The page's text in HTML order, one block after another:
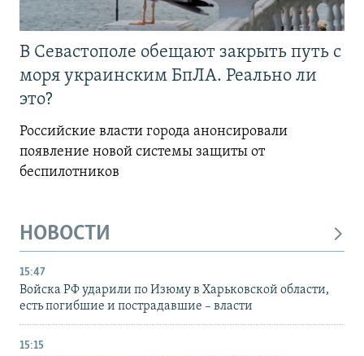
В Севастополе обещают закрыть путь с
моря украинским БпЛА. Реально ли
это?
Российские власти города анонсировали
появление новой системы защиты от
беспилотников
НОВОСТИ
15:47
Войска РФ ударили по Изюму в Харьковской области,
есть погибшие и пострадавшие – власти
15:15